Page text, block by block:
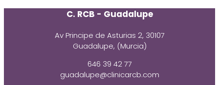
C. RCB - Guadalupe
Av Principe de Asturias 2, 30107
Guadalupe, (Murcia)
646 39 42 77
guadalupe@clinicarcb.com